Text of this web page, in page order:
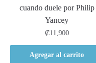
cuando duele por Philip
Yancey
₡11,900
Agregar al carrito